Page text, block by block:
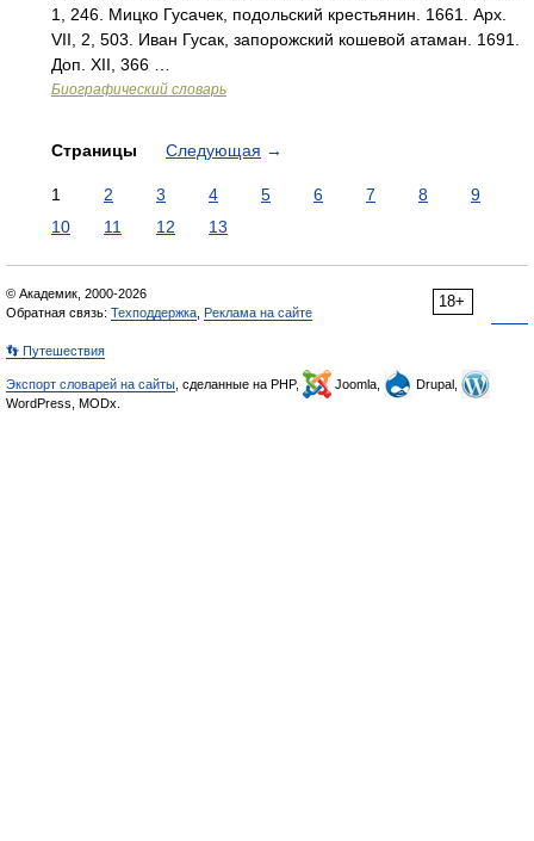
1, 246. Мицко Гусачек, подольский крестьянин. 1661. Арх.
VII, 2, 503. Иван Гусак, запорожский кошевой атаман. 1691.
Доп. XII, 366 …
Биографический словарь
Страницы Следующая →
1 2 3 4 5 6 7 8
9
10
11 12 13
18+
© Академик, 2000-2026
Обратная связь: Техподдержка Реклама на сайте
👣 Путешествия
Экспорт словарей на сайты , сделанные на PHP, Joomla,
Drupal,
WordPress, MODx.